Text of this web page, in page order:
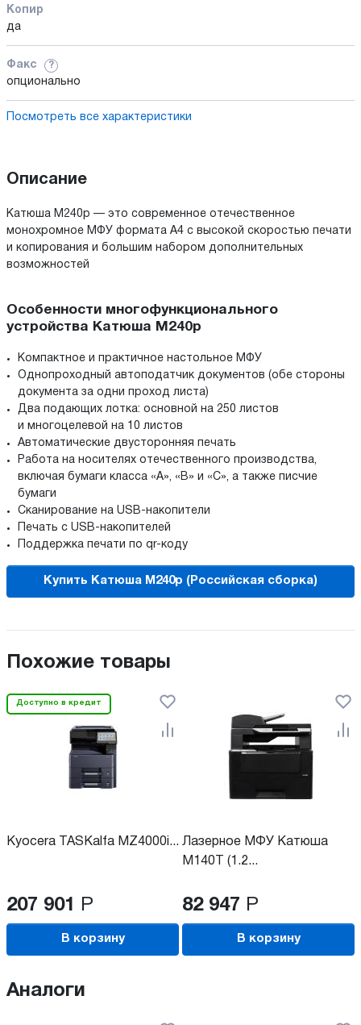
Копир
да
Факс ?
опционально
Посмотреть все характеристики
Описание
Катюша М240р — это современное отечественное
монохромное МФУ формата А4 с высокой скоростью печати
и копирования и большим набором дополнительных
возможностей
Особенности многофункционального
устройства Катюша М240р
Компактное и практичное настольное МФУ
Однопроходный автоподатчик документов (обе стороны
документа за одни проход листа)
Два подающих лотка: основной на 250 листов
и многоцелевой на 10 листов
Автоматические двусторонняя печать
Работа на носителях отечественного производства,
включая бумаги класса «А», «B» и «С», а также писчие
бумаги
Сканирование на USB-накопители
Печать с USB-накопителей
Поддержка печати по qr-коду
Купить Катюша М240р (Российская сборка)
Похожие товары
Доступно в кредит
Kyocera TASKalfa MZ4000i...
207 901 Р
В корзину
Лазерное МФУ Катюша
М140T (1.2...
82 947 Р
В корзину
Аналоги